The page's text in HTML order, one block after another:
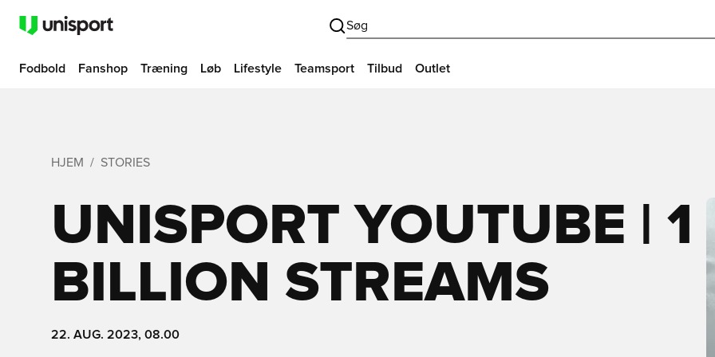
Søg
Fodbold Fanshop Træning Løb Lifestyle Teamsport Tilbud Outlet
HJEM STORIES
UNISPORT YOUTUBE | 1
BILLION STREAMS
22. AUG. 2023, 08.00